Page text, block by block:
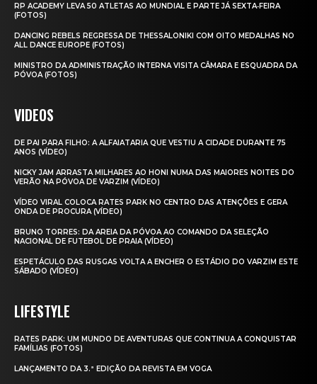
RP ACADEMY LEVA 50 ATLETAS AO MUNDIAL E PARTE JÁ SEXTA‑FEIRA
(FOTOS)
DANCING REBELS REGRESSA DE THESSALONIKI COM OITO MEDALHAS NO
ALL DANCE EUROPE (FOTOS)
MINISTRO DA ADMINISTRAÇÃO INTERNA VISITA CÂMARA E ESQUADRA DA
PÓVOA (FOTOS)
VIDEOS
DE PAI PARA FILHO: A ALFAIATARIA QUE VESTIU A CIDADE DURANTE 75
ANOS (VÍDEO)
NICKY JAM ARRASTA MILHARES AO HONI NUMA DAS MAIORES NOITES DO
VERÃO NA PÓVOA DE VARZIM (VÍDEO)
VÍDEO VIRAL COLOCA RATES PARK NO CENTRO DAS ATENÇÕES E GERA
ONDA DE PROCURA (VÍDEO)
BRUNO TORRES: DA AREIA DA PÓVOA AO COMANDO DA SELEÇÃO
NACIONAL DE FUTEBOL DE PRAIA (VÍDEO)
ESPETÁCULO DAS RUSGAS VOLTA A ENCHER O ESTÁDIO DO VARZIM ESTE
SÁBADO (VÍDEO)
LIFESTYLE
RATES PARK: UM MUNDO DE AVENTURAS QUE CONTINUA A CONQUISTAR
FAMÍLIAS (FOTOS)
LANÇAMENTO DA 3.ª EDIÇÃO DA REVISTA EM VOGA